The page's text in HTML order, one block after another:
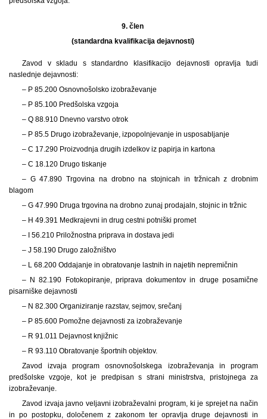
9. člen
(standardna kvalifikacija dejavnosti)
Zavod v skladu s standardno klasifikacijo dejavnosti opravlja tudi
naslednje dejavnosti:
– P 85.200 Osnovnošolsko izobraževanje
– P 85.100 Predšolska vzgoja
– Q 88.910 Dnevno varstvo otrok
– P 85.5 Drugo izobraževanje, izpopolnjevanje in usposabljanje
– C 17.290 Proizvodnja drugih izdelkov iz papirja in kartona
– C 18.120 Drugo tiskanje
– G 47.890 Trgovina na drobno na stojnicah in tržnicah z drobnim
blagom
– G 47.990 Druga trgovina na drobno zunaj prodajaln, stojnic in tržnic
– H 49.391 Medkrajevni in drug cestni potniški promet
– I 56.210 Priložnostna priprava in dostava jedi
– J 58.190 Drugo založništvo
– L 68.200 Oddajanje in obratovanje lastnih in najetih nepremičnin
– N 82.190 Fotokopiranje, priprava dokumentov in druge posamične
pisarniške dejavnosti
– N 82.300 Organiziranje razstav, sejmov, srečanj
– P 85.600 Pomožne dejavnosti za izobraževanje
– R 91.011 Dejavnost knjižnic
– R 93.110 Obratovanje športnih objektov.
Zavod izvaja program osnovnošolskega izobraževanja in program
predšolske vzgoje, kot je predpisan s strani ministrstva, pristojnega za
izobraževanje.
Zavod izvaja javno veljavni izobraževalni program, ki je sprejet na način
in po postopku, določenem z zakonom ter opravlja druge dejavnosti in